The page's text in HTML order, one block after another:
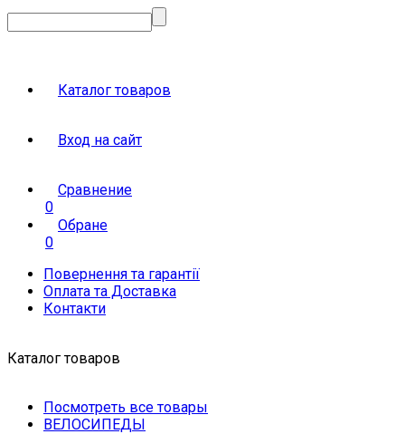
Каталог товаров
Вход на сайт
Сравнение
0
Обране
0
Повернення та гарантії
Оплата та Доставка
Контакти
Каталог товаров
Посмотреть все товары
ВЕЛОСИПЕДЫ